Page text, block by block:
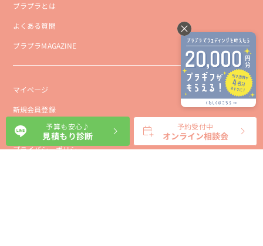
ブラプラとは
よくある質問
ブラプラMAGAZINE
マイページ
新規会員登録
会社概要
プライバシーポリシー
予算も安心♪
見積もり診断
予約受付中
オンライン相談会